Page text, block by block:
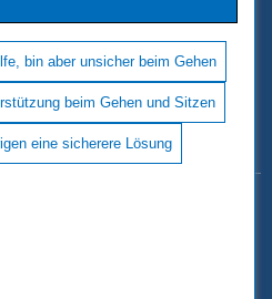
bin aber unsicher beim Gehen
beim Gehen und Sitzen
eine sicherere Lösung